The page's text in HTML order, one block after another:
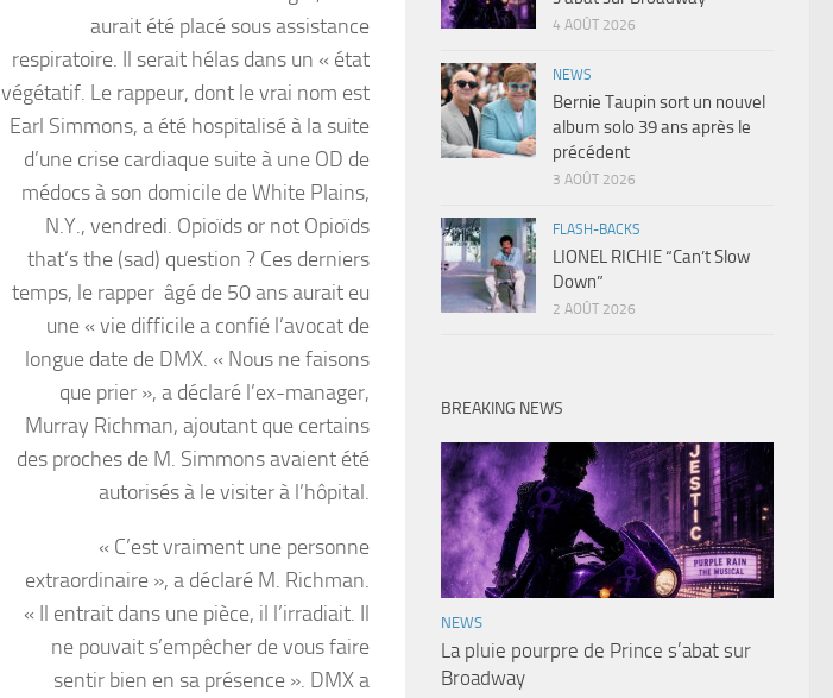
aurait été placé sous assistance
respiratoire. Il serait hélas dans un « état
végétatif. Le rappeur, dont le vrai nom est
Earl Simmons, a été hospitalisé à la suite
d’une crise cardiaque suite à une OD de
médocs à son domicile de White Plains,
N.Y., vendredi. Opioïds or not Opioïds
that’s the (sad) question ? Ces derniers
temps, le rapper âgé de 50 ans aurait eu
une « vie difficile a confié l’avocat de
longue date de DMX. « Nous ne faisons
que prier », a déclaré l’ex-manager,
Murray Richman, ajoutant que certains
des proches de M. Simmons avaient été
autorisés à le visiter à l’hôpital.
« C’est vraiment une personne
extraordinaire », a déclaré M. Richman.
« Il entrait dans une pièce, il l’irradiait. Il
ne pouvait s’empêcher de vous faire
sentir bien en sa présence ». DMX a
4 AOÛT 2026
NEWS
Bernie Taupin sort un nouvel
album solo 39 ans après le
précédent
3 AOÛT 2026
FLASH-BACKS
LIONEL RICHIE “Can’t Slow
Down”
2 AOÛT 2026
BREAKING NEWS
NEWS
La pluie pourpre de Prince s’abat sur
Broadway